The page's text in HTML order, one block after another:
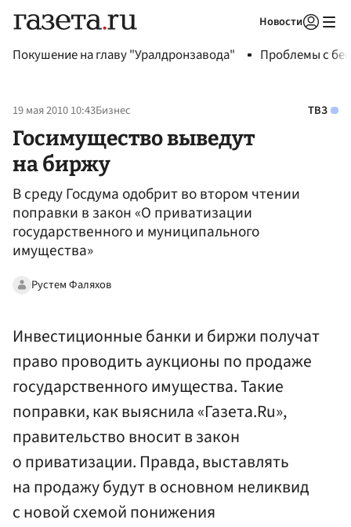
Новости
Покушение на главу "Уралдронзавода" Проблемы с
19 мая 2010 10:43Бизнес ТВЗ
Госимущество выведут
на биржу
В среду Госдума одобрит во втором чтении
поправки в закон «О приватизации
государственного и муниципального
имущества»
Рустем Фаляхов
Инвестиционные банки и биржи получат
право проводить аукционы по продаже
государственного имущества. Такие
поправки, как выяснила «Газета.Ru»,
правительство вносит в закон
о приватизации. Правда, выставлять
на продажу будут в основном неликвид
с новой схемой понижения